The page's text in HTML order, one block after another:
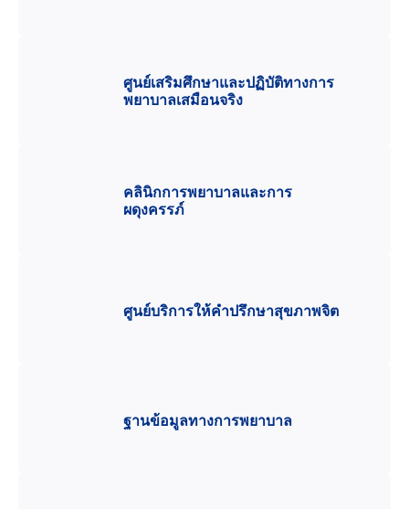
ศูนย์เสริมศึกษาและปฏิบัติทางการ
พยาบาลเสมือนจริง
คลินิกการพยาบาลและการ
ผดุงครรภ์
ศูนย์บริการให้คำปรึกษาสุขภาพจิต
ฐานข้อมูลทางการพยาบาล